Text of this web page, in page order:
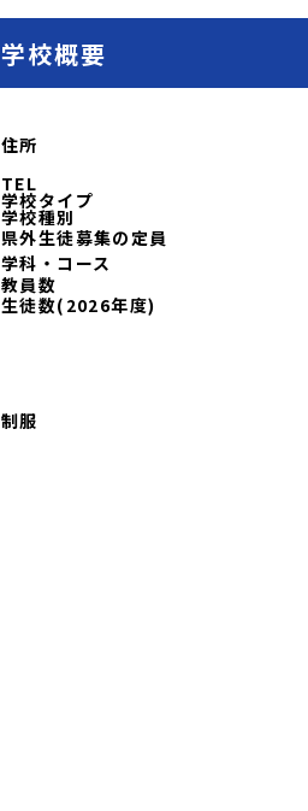
学校概要
住所
TEL
学校タイプ
学校種別
県外生徒募集の定員
学科・コース
教員数
生徒数( 2026年度)
制服